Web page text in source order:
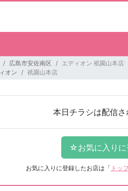
広島市安佐南区
エディオン 祇園山本店
オン 祇園山本店
本日チラシは配信
お気に入りに登録したお店は 「 トッ